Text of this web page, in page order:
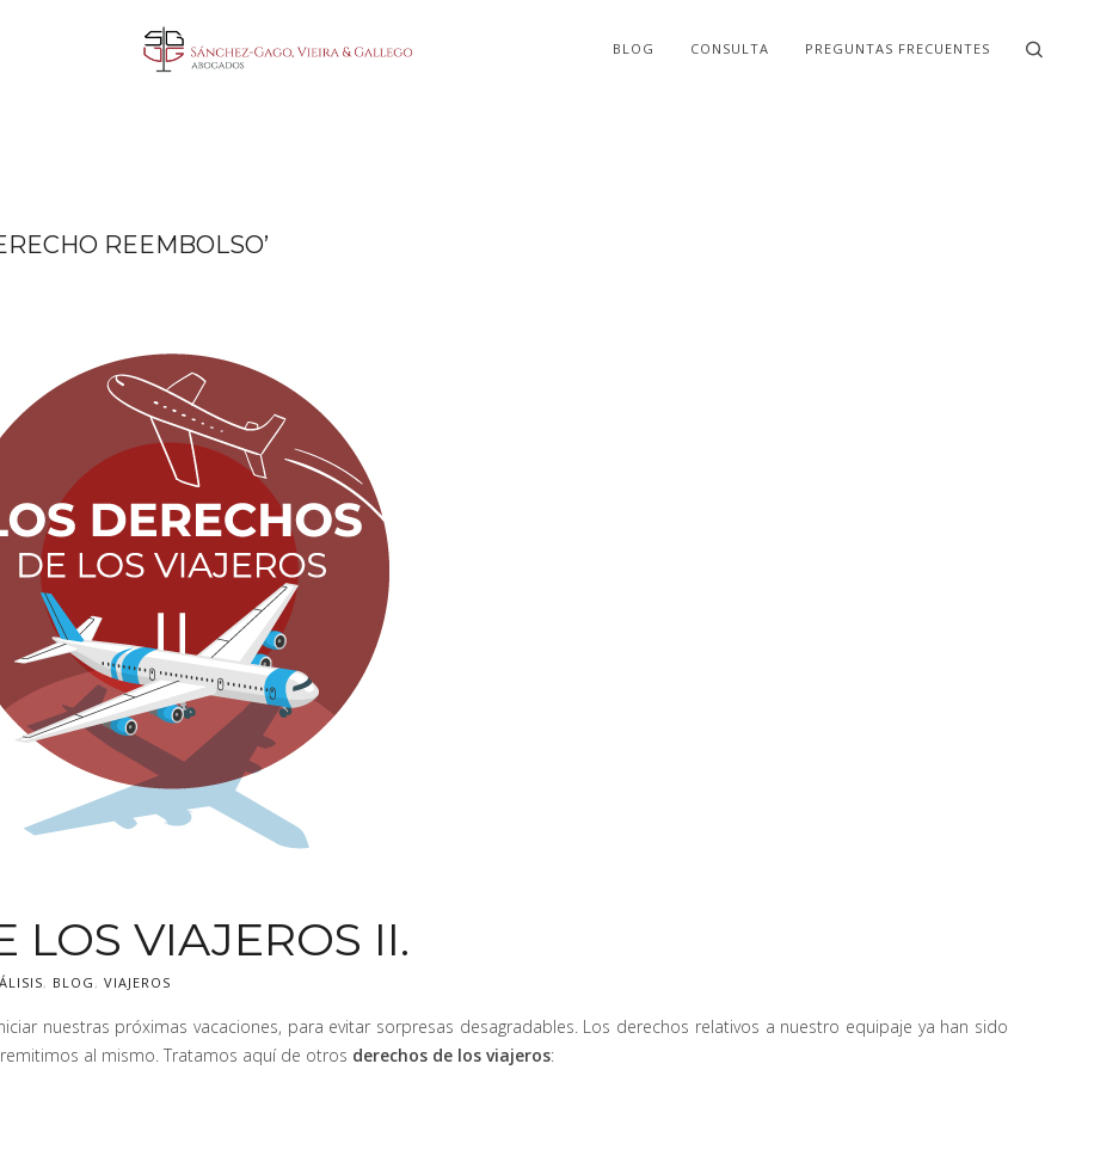
BLOG CONSULTA PREGUNTAS FRECUENTES
REEMBOLSO’
LOS VIAJEROS II.
, BLOG , VIAJEROS
nuestras próximas vacaciones, para evitar sorpresas desagradables. Los derechos relativos a nuestro equipaje ya han sido
al mismo. Tratamos aquí de otros derechos de los viajeros: